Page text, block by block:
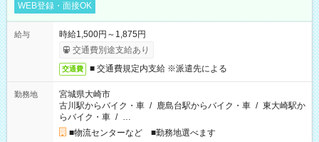
WEB登録・面接OK
給与
時給1,500円～1,875円
交通費別途支給あり
交通費 ■ 交通費規定内支給 ※派遣先による
勤務地
宮城県大崎市
古川駅からバイク・車 / 鹿島台駅からバイク・車 / 東大崎駅か
らバイク・車 / …
■物流センターなど ■勤務地選べます